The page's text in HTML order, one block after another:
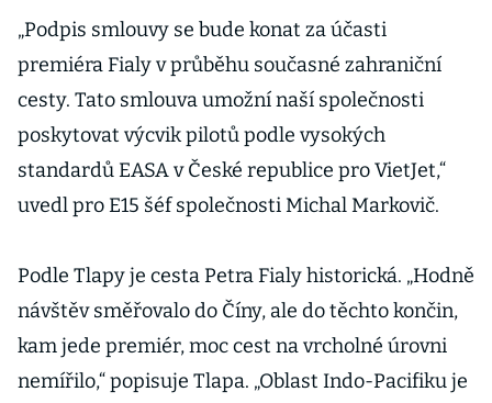
„Podpis smlouvy se bude konat za účasti
premiéra Fialy v průběhu současné zahraniční
cesty. Tato smlouva umožní naší společnosti
poskytovat výcvik pilotů podle vysokých
standardů EASA v České republice pro VietJet,“
uvedl pro E15 šéf společnosti Michal Markovič.
Podle Tlapy je cesta Petra Fialy historická. „Hodně
návštěv směřovalo do Číny, ale do těchto končin,
kam jede premiér, moc cest na vrcholné úrovni
nemířilo,“ popisuje Tlapa. „Oblast Indo-Pacifiku je